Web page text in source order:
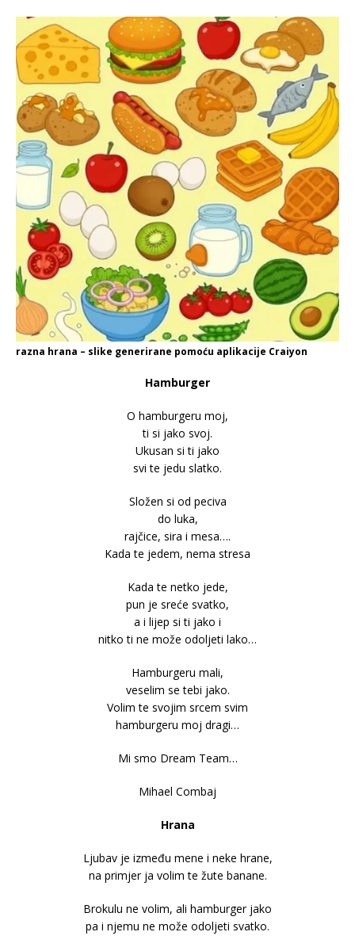
razna hrana – slike generirane pomoću aplikacije Craiyon
Hamburger
O hamburgeru moj,
ti si jako svoj.
Ukusan si ti jako
svi te jedu slatko.
Složen si od peciva
do luka,
rajčice, sira i mesa….
Kada te jedem, nema stresa
Kada te netko jede,
pun je sreće svatko,
a i lijep si ti jako i
nitko ti ne može odoljeti lako…
Hamburgeru mali,
veselim se tebi jako.
Volim te svojim srcem svim
hamburgeru moj dragi…
Mi smo Dream Team…
Mihael Combaj
Hrana
Ljubav je između mene i neke hrane,
na primjer ja volim te žute banane.
Brokulu ne volim, ali hamburger jako
pa i njemu ne može odoljeti svatko.